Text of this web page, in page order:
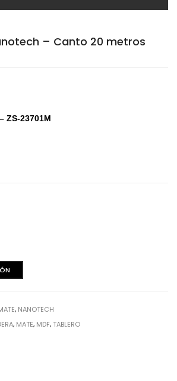
– Canto 20 metros
ZS-23701M
, NANOTECH
, MATE, MDF, TABLERO